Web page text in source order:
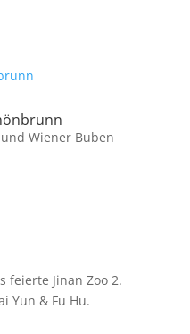
Wiener Buben
feierte Jinan Zoo 2.
Yun & Fu Hu.